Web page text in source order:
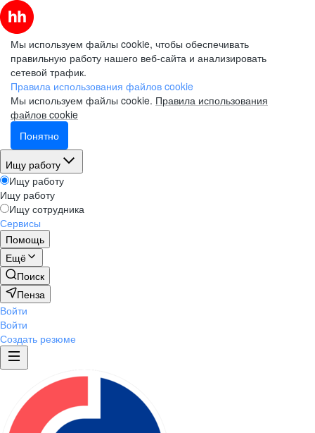
Мы используем файлы cookie, чтобы обеспечивать
правильную работу нашего веб-сайта и анализировать
сетевой трафик.
Правила использования файлов cookie
Мы используем файлы cookie. Правила использования
файлов cookie
Понятно
Ищу работу
Ищу работу
Ищу работу
Ищу сотрудника
Сервисы
Помощь
Ещё
Поиск
Пенза
Войти
Войти
Создать резюме